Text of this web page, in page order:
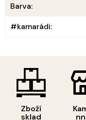
Zboží
sklad
Barva:
#kamarádi: